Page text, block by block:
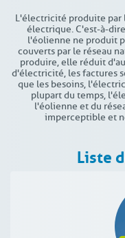
L'électricité produite par
électrique. C'est-à-
l'éolienne ne produit
couverts par le réseau
produire, elle réduit
d'électricité, les factures
que les besoins,
plupart du temps,
l'éolienne et du
imperceptible et
Liste